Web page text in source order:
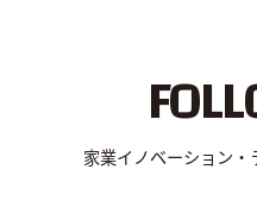
家業イノベーション